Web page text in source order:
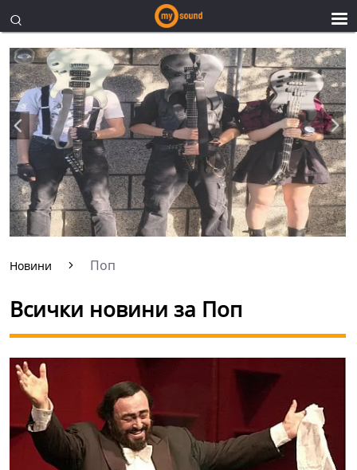
Новини Поп
Всички новини за Поп